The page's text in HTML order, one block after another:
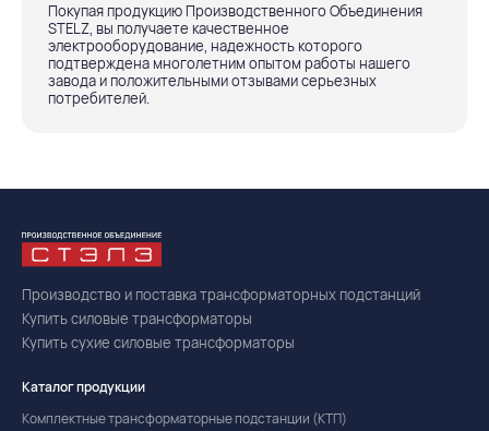
Покупая продукцию Производственного Объединения
STELZ, вы получаете качественное
электрооборудование, надежность которого
подтверждена многолетним опытом работы нашего
завода и положительными отзывами серьезных
потребителей.
Производство и поставка трансформаторных подстанций
Купить силовые трансформаторы
Купить сухие силовые трансформаторы
Каталог продукции
Комплектные трансформаторные подстанции (КТП)